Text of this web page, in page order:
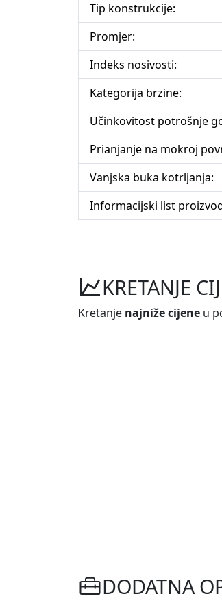
Tip konstrukcije:
Promjer:
Indeks nosivosti:
Kategorija brzine:
Učinkovitost potrošnje
Prianjanje na mokroj
Vanjska buka kotrljanja:
Informacijski list
KRETANJE
Kretanje najniže cijene u
DODATNA